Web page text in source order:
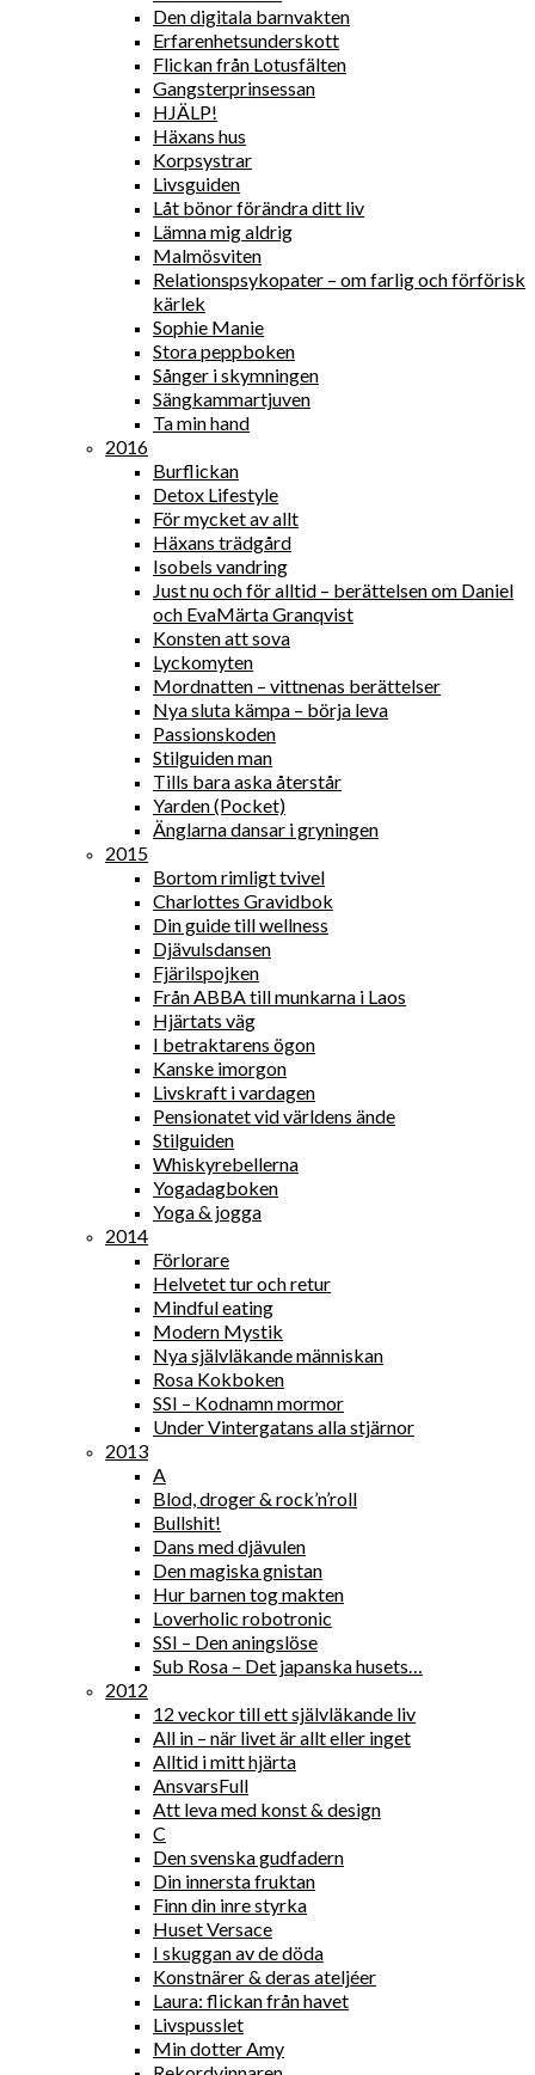
Den digitala barnvakten
Erfarenhetsunderskott
Flickan från Lotusfälten
Gangsterprinsessan
HJÄLP!
Häxans hus
Korpsystrar
Livsguiden
Låt bönor förändra ditt liv
Lämna mig aldrig
Malmösviten
Relationspsykopater – om farlig och förförisk
kärlek
Sophie Manie
Stora peppboken
Sånger i skymningen
Sängkammartjuven
Ta min hand
2016
Burflickan
Detox Lifestyle
För mycket av allt
Häxans trädgård
Isobels vandring
Just nu och för alltid – berättelsen om Daniel
och EvaMärta Granqvist
Konsten att sova
Lyckomyten
Mordnatten – vittnenas berättelser
Nya sluta kämpa – börja leva
Passionskoden
Stilguiden man
Tills bara aska återstår
Yarden (Pocket)
Änglarna dansar i gryningen
2015
Bortom rimligt tvivel
Charlottes Gravidbok
Din guide till wellness
Djävulsdansen
Fjärilspojken
Från ABBA till munkarna i Laos
Hjärtats väg
I betraktarens ögon
Kanske imorgon
Livskraft i vardagen
Pensionatet vid världens ände
Stilguiden
Whiskyrebellerna
Yogadagboken
Yoga & jogga
2014
Förlorare
Helvetet tur och retur
Mindful eating
Modern Mystik
Nya självläkande människan
Rosa Kokboken
SSI – Kodnamn mormor
Under Vintergatans alla stjärnor
2013
A
Blod, droger & rock’n’roll
Bullshit!
Dans med djävulen
Den magiska gnistan
Hur barnen tog makten
Loverholic robotronic
SSI – Den aningslöse
Sub Rosa – Det japanska husets…
2012
12 veckor till ett självläkande liv
All in – när livet är allt eller inget
Alltid i mitt hjärta
AnsvarsFull
Att leva med konst & design
C
Den svenska gudfadern
Din innersta fruktan
Finn din inre styrka
Huset Versace
I skuggan av de döda
Konstnärer & deras ateljéer
Laura: flickan från havet
Livspusslet
Min dotter Amy